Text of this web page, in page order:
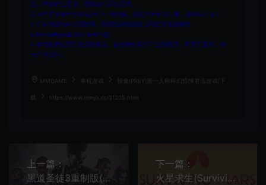
流，严禁商业用途，否则自行承担后果。
2.所有资源请于下载后24小时内删除。如需体验更多乐趣，请购买正版！
3.所有内容均来自互联网。如侵犯您的版权或利益请发送邮件：
cvformat#gmail.com (#换为@)
4.本站收费仅用于资源的保存、备份和分享所产生的费用，不用于盈利，亦
无任何盈利。
MMGAME 单机游戏 掠食(PREY)第一人称科幻惊悚射击游戏|下
载 https://www.mmyx.cc/31205.html
上一篇：
黑道圣徒3重制版(Saints Row The Third Remastered)开放世界动作RPG游戏|下载
下一篇：
火星求生(Surviving Mars)简中|PC|SIM|DLC|火星生存建设模拟经营游戏